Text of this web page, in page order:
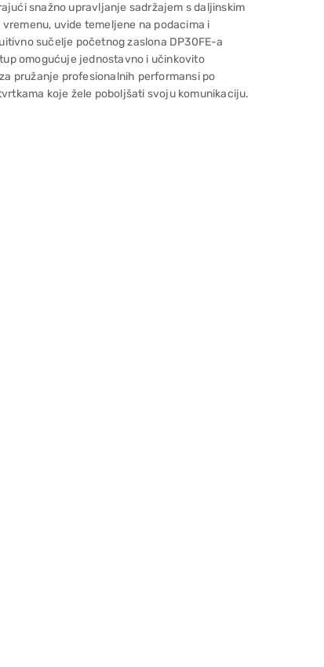
snažno upravljanje sadržajem s daljinskim
uvide temeljene na podacima i
sučelje početnog zaslona DP30FE-a
omogućuje jednostavno i učinkovito
pružanje profesionalnih performansi po
koje žele poboljšati svoju komunikaciju.